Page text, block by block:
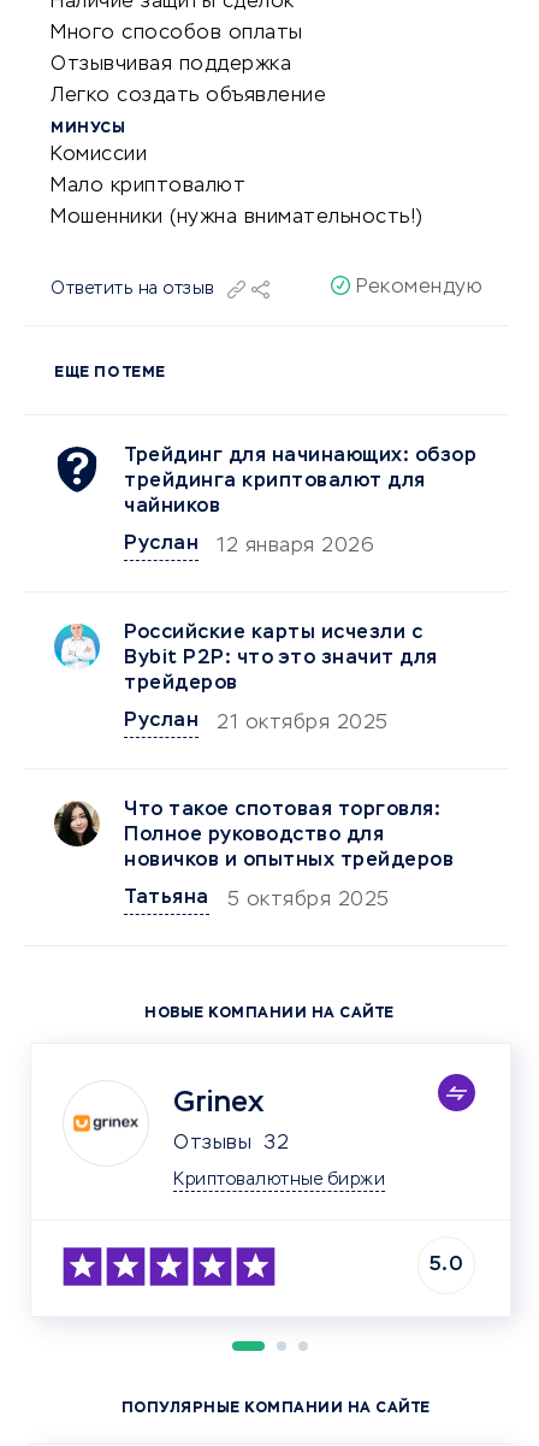
Много способов оплаты
Отзывчивая поддержка
Легко создать объявление
МИНУСЫ
Комиссии
Мало криптовалют
Мошенники (нужна внимательность!)
Ответить на отзыв Рекомендую
ЕЩЕ ПО ТЕМЕ
Трейдинг для начинающих: обзор
трейдинга криптовалют для
чайников
Руслан
12 января 2026
Российские карты исчезли с
Bybit P2P: что это значит для
трейдеров
Руслан
21 октября 2025
Что такое спотовая торговля:
Полное руководство для
новичков и опытных трейдеров
Татьяна
5 октября 2025
НОВЫЕ КОМПАНИИ НА САЙТЕ
Grinex
Отзывы 32
Криптовалютные биржи
5.0
ПОПУЛЯРНЫЕ КОМПАНИИ НА САЙТЕ